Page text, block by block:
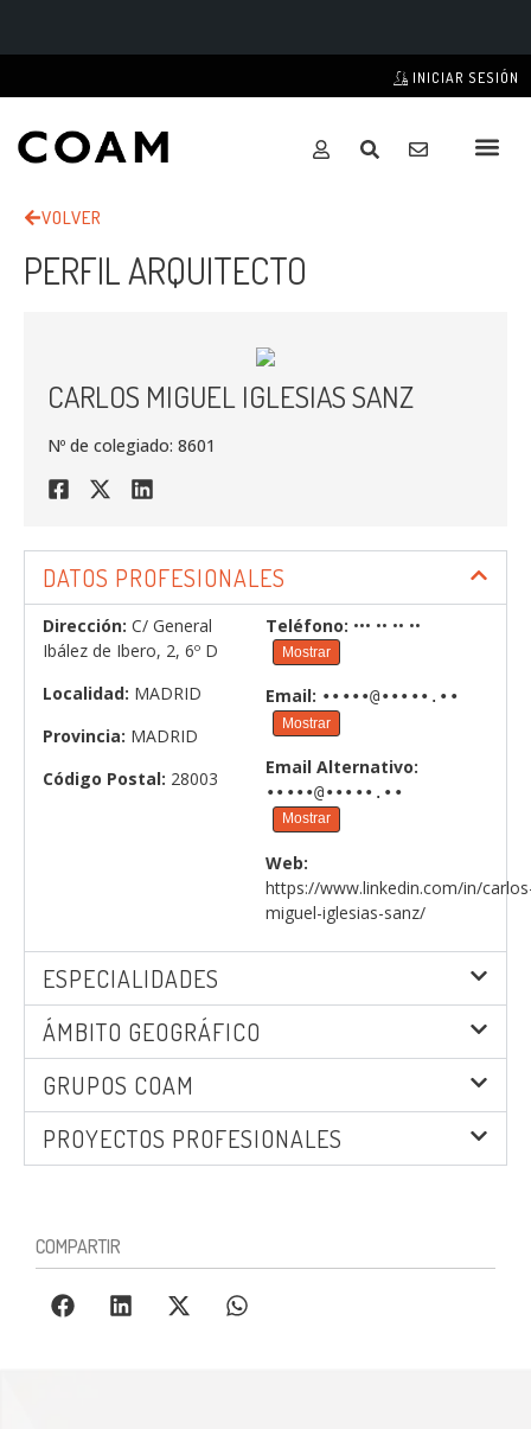
INICIAR SESIÓN
VOLVER
PERFIL ARQUITECTO
CARLOS MIGUEL IGLESIAS SANZ
Nº de colegiado: 8601
DATOS PROFESIONALES
Dirección: C/ General
Ibález de Ibero, 2, 6º D
Localidad: MADRID
Provincia: MADRID
Código Postal: 28003
Teléfono: ••• •• •• ••
Mostrar
Email: •••••@•••••.••
Mostrar
Email Alternativo:
•••••@•••••.••
Mostrar
Web:
https://www.linkedin.com/in/
miguel-iglesias-sanz/
ESPECIALIDADES
ÁMBITO GEOGRÁFICO
GRUPOS COAM
PROYECTOS PROFESIONALES
COMPARTIR